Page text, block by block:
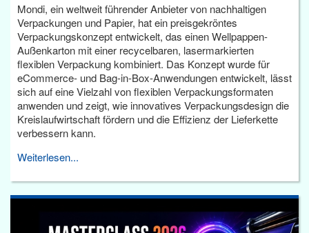
Mondi, ein weltweit führender Anbieter von nachhaltigen
Verpackungen und Papier, hat ein preisgekröntes
Verpackungskonzept entwickelt, das einen Wellpappen-
Außenkarton mit einer recycelbaren, lasermarkierten
flexiblen Verpackung kombiniert. Das Konzept wurde für
eCommerce- und Bag-in-Box-Anwendungen entwickelt, lässt
sich auf eine Vielzahl von flexiblen Verpackungsformaten
anwenden und zeigt, wie innovatives Verpackungsdesign die
Kreislaufwirtschaft fördern und die Effizienz der Lieferkette
verbessern kann.
Weiterlesen...